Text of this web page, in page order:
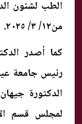
الطب لشئون
من١٢/ ٣/ ٢٠٢٥.
كما أصدر
رئيس جامعة
الدكتورة
لمجلس قسم